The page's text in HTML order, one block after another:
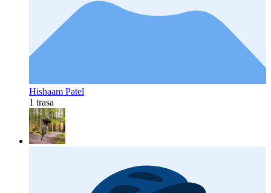
Hishaam Patel
1 trasa